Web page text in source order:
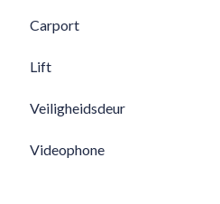
Carport
Lift
Veiligheidsdeur
Videophone